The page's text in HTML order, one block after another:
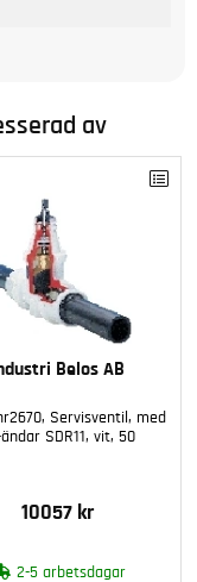
av
Belos AB
Servisventil, med
ändar SDR11, vit, 50
10057 kr
2-5 arbetsdagar